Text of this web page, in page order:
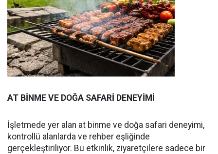
AT BİNME VE DOĞA SAFARİ DENEYİMİ
İşletmede yer alan at binme ve doğa safari deneyimi,
kontrollü alanlarda ve rehber eşliğinde
gerçekleştiriliyor. Bu etkinlik, ziyaretçilere sadece bir